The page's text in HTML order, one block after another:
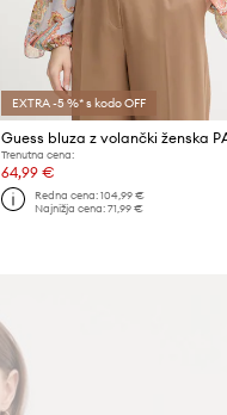
EXTRA -5 %* s kodo OFF
Trenutna cena:
64,99 €
Redna cena: 104,99 €
Najnižja cena: 71,99 €